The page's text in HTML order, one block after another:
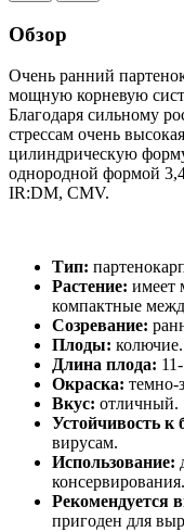
Обзор
Очень ранний
мощную корневую
Благодаря сильному
стрессам очень
цилиндрическую
однородной формой
IR:DM, CMV.
Tип:
Растение: имеет
компактные
Созревание:
Плоды: колючие.
Длина плода:
Окраска: темно-
Вкус: отличный.
Устойчивость к
вирусам.
Использование:
консервирования.
Рекомендуется
пригоден для